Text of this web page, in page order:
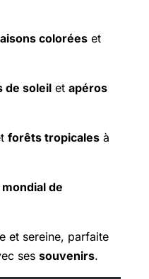
colorées et
de soleil et apéros
forêts tropicales à
de
et sereine, parfaite
ses souvenirs.